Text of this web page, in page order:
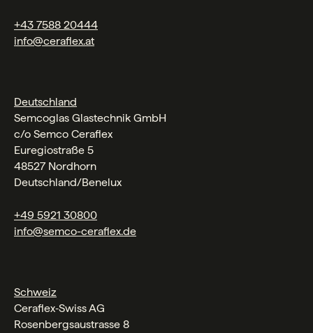
+43 7588 20444
info@ceraflex.at
Deutschland
Semcoglas Glastechnik GmbH
c/o Semco Ceraflex
Euregiostraße 5
48527 Nordhorn
Deutschland/Benelux
+49 5921 30800
info@semco-ceraflex.de
Schweiz
Ceraflex‑Swiss AG
Rosenbergsaustrasse 8